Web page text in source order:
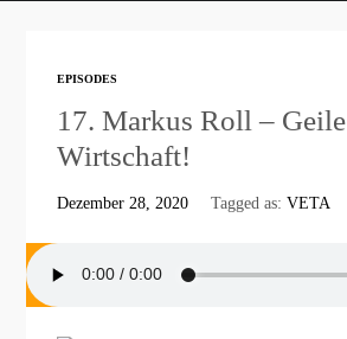
EPISODES
17. Markus Roll – Geile
Wirtschaft!
Dezember 28, 2020 Tagged as:VETA